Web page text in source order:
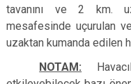
tavanını ve 2 km.
mesafesinde uçurulan
uzaktan kumanda edilen
NOTAM: